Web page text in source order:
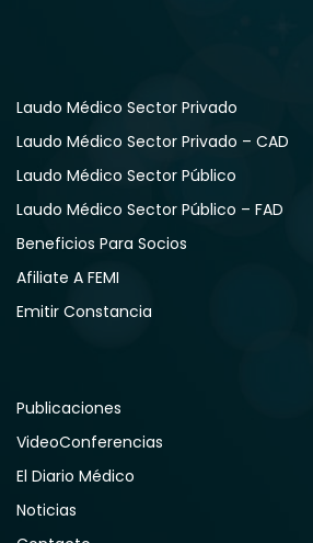
Laudo Médico Sector Privado
Laudo Médico Sector Privado – CAD
Laudo Médico Sector Público
Laudo Médico Sector Público – FAD
Beneficios Para Socios
Afiliate A FEMI
Emitir Constancia
Publicaciones
VideoConferencias
El Diario Médico
Noticias